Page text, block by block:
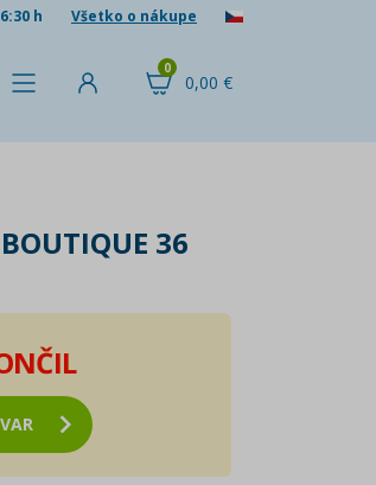
h Všetko o nákupe
0,00 €
0
36